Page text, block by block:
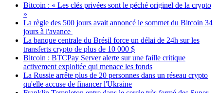
Bitcoin : « Les clés privées sont le péché originel de la crypto
»
La règle des 500 jours avait annoncé le sommet du Bitcoin 34
jours à l'avance
La banque centrale du Brésil force un délai de 24h sur les
transferts crypto de plus de 10 000 $
Bitcoin : BTCPay Server alerte sur une faille critique
activement exploitée qui menace les fonds
La Russie arrête plus de 20 personnes dans un réseau crypto
qu'elle accuse de financer l'Ukraine